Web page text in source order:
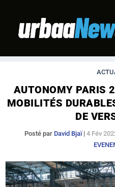
AUTONOMY PARIS
MOBILITÉS
DE
Posté par David Bjaï| 4 Fév